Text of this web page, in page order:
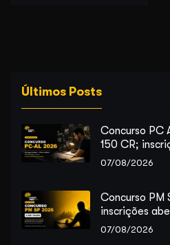
Últimos Posts
Concurso PC
150 CR;
07/08/2026
Concurso PM
inscrições
07/08/2026